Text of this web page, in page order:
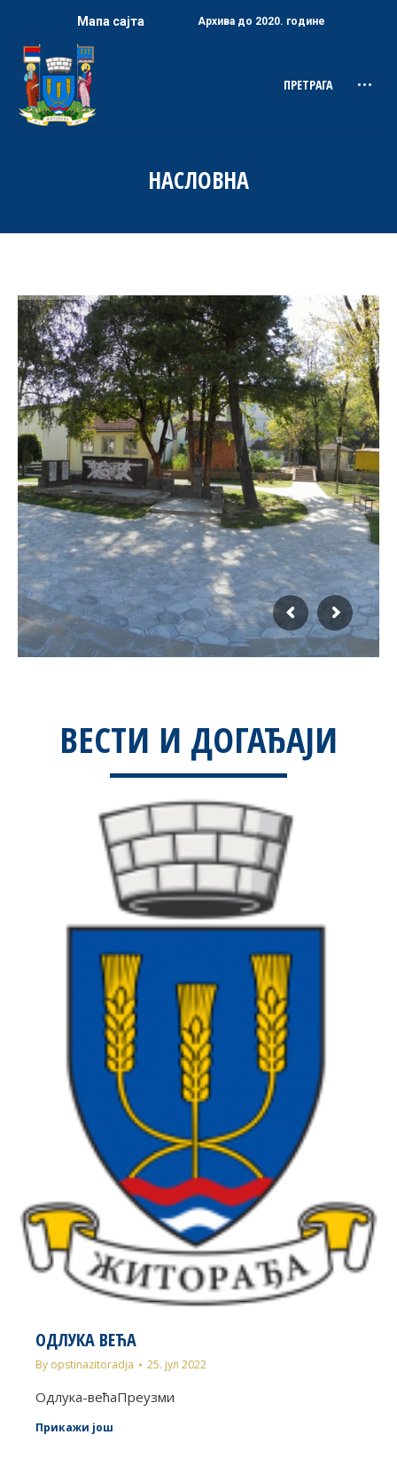
Мапа сајта Архива до 2020. године
Search:
ПРЕТРАГА
НАСЛОВНА
ВЕСТИ И ДОГАЂАЈИ
ОДЛУКА ВЕЋА
By opstinazitoradja 25. јул 2022
Одлука-већаПреузми
Прикажи још